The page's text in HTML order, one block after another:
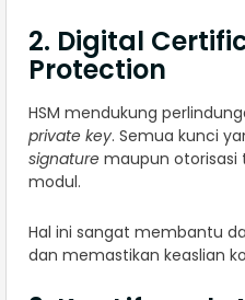
2. Digital
Protection
HSM mendukung
private key. Semua kunci
signature maupun
modul.
Hal ini sangat membantu
dan memastikan keaslian